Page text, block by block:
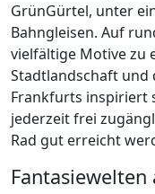
GrünGürtel, unter
Bahngleisen. Auf
vielfältige Motive zu
Stadtlandschaft und
Frankfurts inspiriert
jederzeit frei
Rad gut erreicht
Fantasiewelten